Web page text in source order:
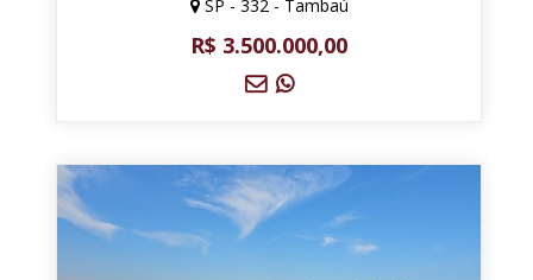
SP - 332 - Tambaú
R$ 3.500.000,00